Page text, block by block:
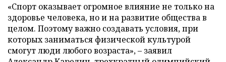
«Спорт оказывает огромное влияние не только на
здоровье человека, но и на развитие общества в
целом. Поэтому важно создавать условия, при
которых заниматься физической культурой
смогут люди любого возраста», – заявил